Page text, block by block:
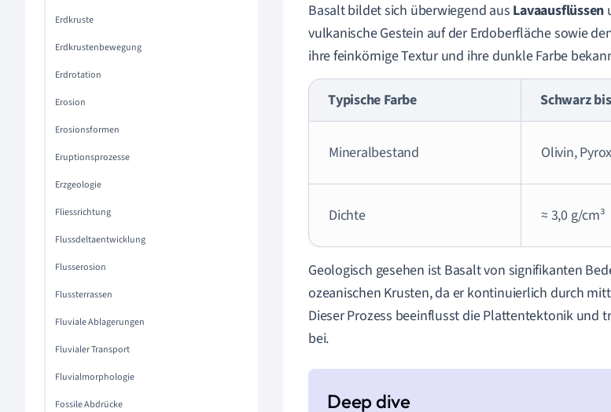
Erdkruste
Erdkrustenbewegung
Erdrotation
Erosion
Erosionsformen
Eruptionsprozesse
Erzgeologie
Fliessrichtung
Flussdeltaentwicklung
Flusserosion
Flussterrassen
Fluviale Ablagerungen
Fluvialer Transport
Fluvialmorphologie
Fossile Abdrücke
Basalt bildet sich überwiegend aus Lavaausflüssen
vulkanische Gestein auf der Erdoberfläche sowie
ihre feinkörnige Textur und ihre dunkle Farbe
Typische Farbe Schwarz
Mineralbestand Olivin,
Dichte ≈ 3,0 g/cm³
Geologisch gesehen ist Basalt von signifikanten
ozeanischen Krusten, da er kontinuierlich durch
Dieser Prozess beeinflusst die Plattentektonik und
bei.